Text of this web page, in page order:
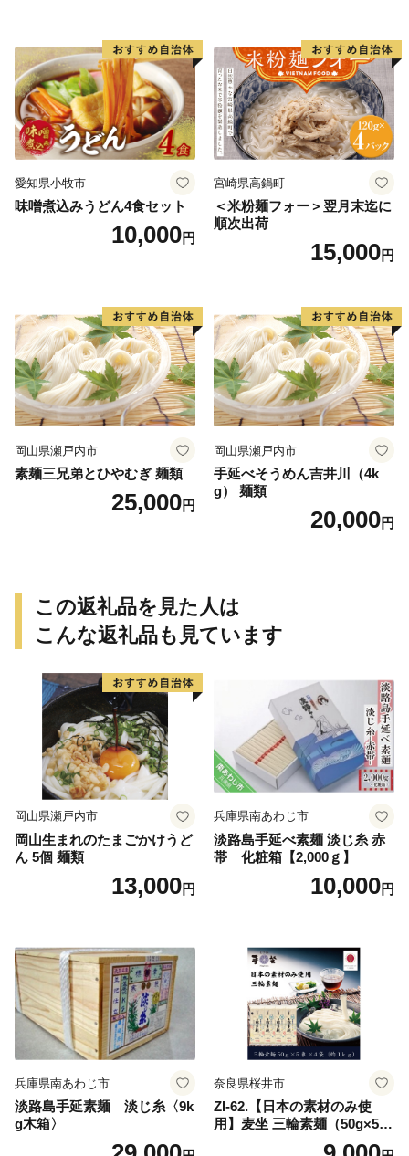
愛知県小牧市
味噌煮込みうどん4食セット
10,000円
宮崎県高鍋町
＜米粉麺フォー＞翌月末迄に
順次出荷
15,000円
岡山県瀬戸内市
素麺三兄弟とひやむぎ 麺類
25,000円
岡山県瀬戸内市
手延べそうめん吉井川（4k
g） 麺類
20,000円
この返礼品を見た人は
こんな返礼品も見ています
岡山県瀬戸内市
岡山生まれのたまごかけうど
ん 5個 麺類
13,000円
兵庫県南あわじ市
淡路島手延べ素麺 淡じ糸 赤
帯 化粧箱【2,000ｇ】
10,000円
兵庫県南あわじ市
淡路島手延素麺 淡じ糸〈9k
g木箱〉
奈良県桜井市
ZI-62.【日本の素材のみ使
用】麦坐 三輪素麺（50g×5束